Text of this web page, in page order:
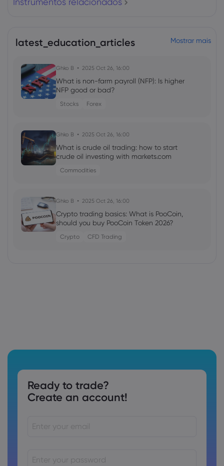
latest_education_articles Mostrar mais
Ghko B 2025 Oct 26, 16:00
What is non-farm payroll (NFP): Is higher
NFP good or bad?
Stocks Forex
Ghko B 2025 Oct 26, 16:00
What is crude oil trading: how to start
crude oil investing with markets.com
Commodities
Ghko B 2025 Oct 26, 16:00
Crypto trading basics: What is PooCoin,
should you buy PooCoin Token 2026?
Crypto CFD Trading
Ready to trade?
Create an account!